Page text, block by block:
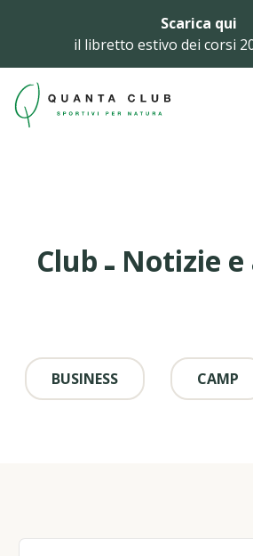
Scarica qui
il libretto estivo dei corsi
Club - Notizie
BUSINESS CAMP